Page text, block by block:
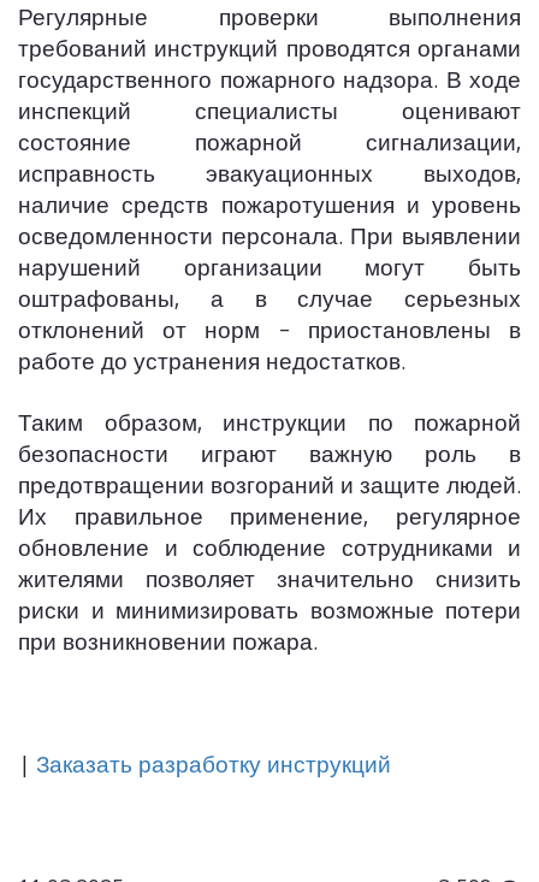
Регулярные проверки выполнения
требований инструкций проводятся органами
государственного пожарного надзора. В ходе
инспекций специалисты оценивают
состояние пожарной сигнализации,
исправность эвакуационных выходов,
наличие средств пожаротушения и уровень
осведомленности персонала. При выявлении
нарушений организации могут быть
оштрафованы, а в случае серьезных
отклонений от норм – приостановлены в
работе до устранения недостатков.
Таким образом, инструкции по пожарной
безопасности играют важную роль в
предотвращении возгораний и защите людей.
Их правильное применение, регулярное
обновление и соблюдение сотрудниками и
жителями позволяет значительно снизить
риски и минимизировать возможные потери
при возникновении пожара.
| Заказать разработку инструкций